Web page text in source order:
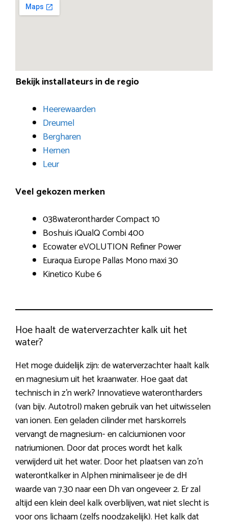
Bekijk installateurs in de regio
Heerewaarden
Dreumel
Bergharen
Hernen
Leur
Veel gekozen merken
038waterontharder Compact 10
Boshuis iQualQ Combi 400
Ecowater eVOLUTION Refiner Power
Euraqua Europe Pallas Mono maxi 30
Kinetico Kube 6
Hoe haalt de waterverzachter kalk uit het
water?
Het moge duidelijk zijn: de waterverzachter haalt kalk
en magnesium uit het kraanwater. Hoe gaat dat
technisch in z’n werk? Innovatieve waterontharders
(van bijv. Autotrol) maken gebruik van het uitwisselen
van ionen. Een geladen cilinder met harskorrels
vervangt de magnesium- en calciumionen voor
natriumionen. Door dat proces wordt het kalk
verwijderd uit het water. Door het plaatsen van zo’n
waterontkalker in Alphen minimaliseer je de dH
waarde van 7.30 naar een Dh van ongeveer 2. Er zal
altijd een klein deel kalk overblijven, wat niet slecht is
voor ons lichaam (zelfs noodzakelijk). Het kalk dat